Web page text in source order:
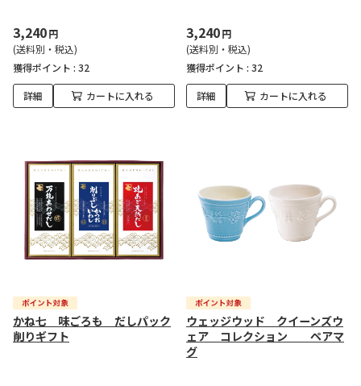
3,240円
(送料別・税込)
獲得ポイント : 32
詳細 カートに入れる
3,240円
(送料別・税込)
獲得ポイント : 32
詳細 カートに入れる
かね七 味ごろも だしパック
削りギフト
ウェッジウッド クイーンズウ
ェア コレクション ペアマ
グ